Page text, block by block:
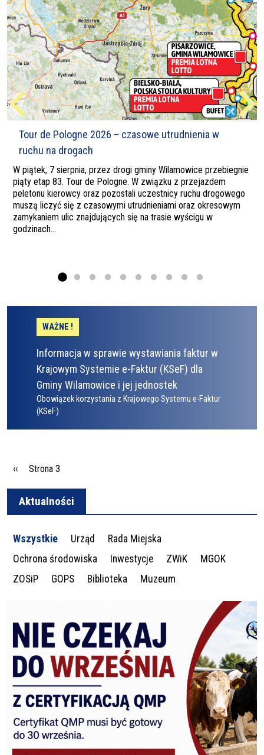
Tour de Pologne 2026 – czasowe utrudnienia w
ruchu na drogach
W piątek, 7 sierpnia, przez drogi gminy Wilamowice przebiegnie
piąty etap 83. Tour de Pologne. W związku z przejazdem
peletonu kierowcy oraz pozostali uczestnicy ruchu drogowego
muszą liczyć się z czasowymi utrudnieniami oraz okresowym
zamykaniem ulic znajdujących się na trasie wyścigu w
godzinach...
WAŻNE !
Informacja w sprawie wystawiania faktur w
Krajowym Systemie e-Faktur (KSeF) dla
Gminy Wilamowice i jej jednostek
Obowiązek korzystania z Krajowego Systemu e-Faktur
(KSeF)
Stronicowanie
Poprzednia strona
‹‹ Strona 3
Aktualności
Wszystkie Urząd
Rada Miejska
Ochrona środowiska
Inwestycje ZWiK
MGOK
ZOSiP
GOPS Biblioteka Muzeum